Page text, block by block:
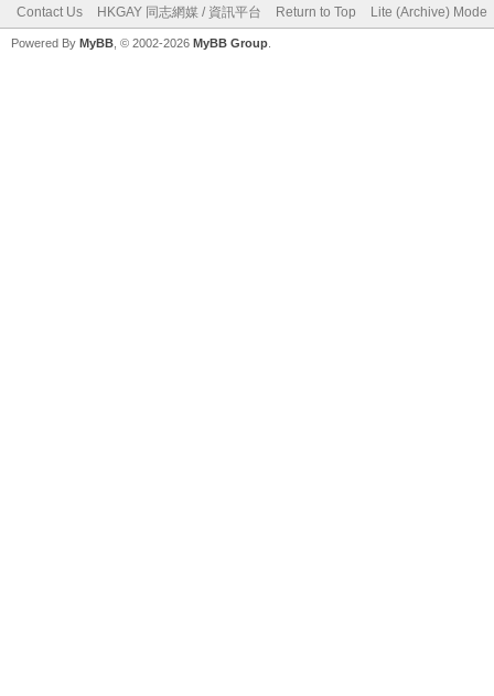
Contact Us HKGAY 同志網媒 / 資訊平台 Return to Top Lite (Archive) Mode
Powered By MyBB , © 2002-2026 MyBB Group